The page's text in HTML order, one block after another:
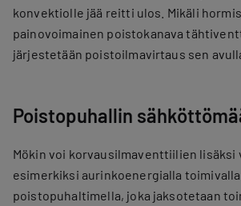
konvektiolle jää reitti ulos. Mikäli
painovoimainen poistokanava
järjestetään poistoilmavirtaus sen
Poistopuhallin
Mökin voi korvausilmaventtiilien lisäksi
esimerkiksi aurinkoenergialla toimivalla
poistopuhaltimella, joka jaksotetaan